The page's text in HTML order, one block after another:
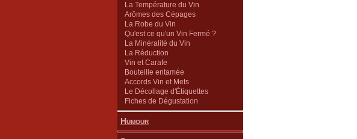
La Température du Vin
Arômes des Cépages
La Robe du Vin
Qu'est ce qu'un Vin Fermé ?
La Minéralité du Vin
La Réduction
Vin et Carafe
Bouteille entamée
Accords Vin et Mets
Le Décollage d'Étiquettes
Fiches de Dégustation
Humour